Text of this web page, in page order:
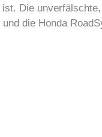
Die
die Honda